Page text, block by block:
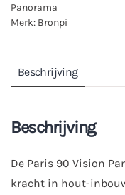
Panorama
Merk: Bronpi
Beschrijving
Beschrijving
De Paris 90 Vision
kracht in hout-